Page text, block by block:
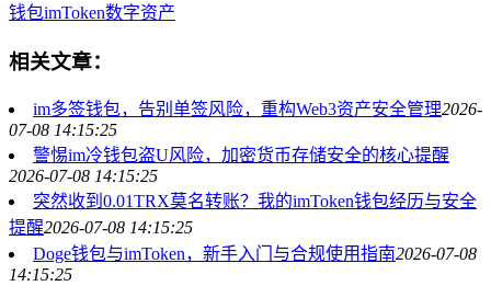
钱包imToken数字资产
相关文章：
im多签钱包，告别单签风险，重构Web3资产安全管理2026-
07-08 14:15:25
警惕im冷钱包盗U风险，加密货币存储安全的核心提醒
2026-07-08 14:15:25
突然收到0.01TRX莫名转账？我的imToken钱包经历与安全
提醒2026-07-08 14:15:25
Doge钱包与imToken，新手入门与合规使用指南2026-07-08
14:15:25